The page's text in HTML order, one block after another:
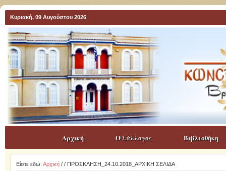
Κυριακή, 09 Αυγούστου 2026
Αρχική Ο Σύλλογος Βιβλιοθήκη
Είστε εδώ: Αρχική/ / ΠΡΟΣΚΛΗΣΗ_24.10.2018_ΑΡΧΙΚΗ ΣΕΛΙΔΑ